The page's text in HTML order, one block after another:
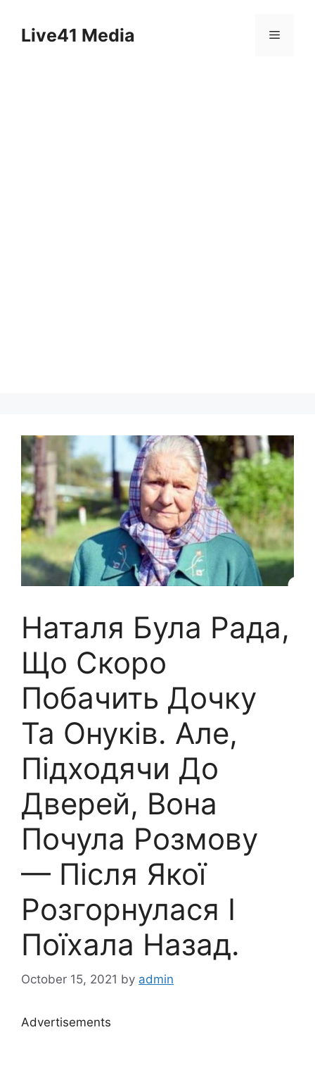
contentLive41 Media Menu
Наталя Була Рада,
Що Скоро
Побачить Дочку
Та Онуків. Але,
Підходячи До
Дверей, Вона
Почула Розмову
— Після Якої
Розгорнулася І
Поїхала Назад.
October 15, 2021 by admin
Advertisements